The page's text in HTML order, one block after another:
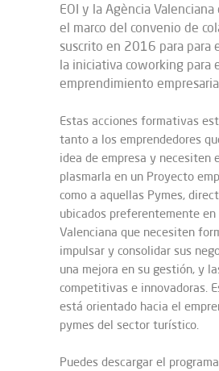
EOI y la Agència
el marco del convenio de
suscrito en 2016 para para
la iniciativa coworking para
emprendimiento
Estas acciones formativas
tanto a los emprendedores
idea de empresa y necesiten
plasmarla en un Proyecto
como a aquellas Pymes,
ubicados preferentemente en
Valenciana que necesiten
impulsar y consolidar sus
una mejora en su gestión, y
competitivas e innovadoras.
está orientado hacia el
pymes del sector turístico.
Puedes descargar el